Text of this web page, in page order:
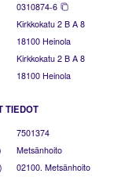
0310874-6
Kirkkokatu 2 B A 8
18100 Heinola
Kirkkokatu 2 B A 8
18100 Heinola
TIEDOT
7501374
Metsänhoito
02100. Metsänhoito